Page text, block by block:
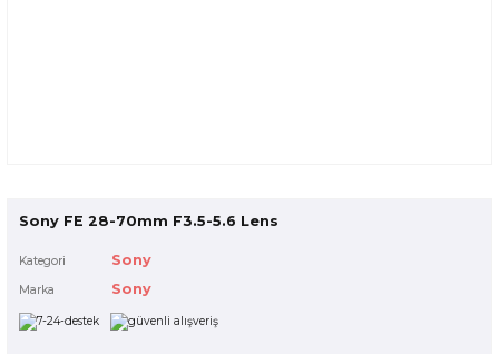
Sony FE 28-70mm F3.5-5.6 Lens
Kategori Sony
Marka Sony